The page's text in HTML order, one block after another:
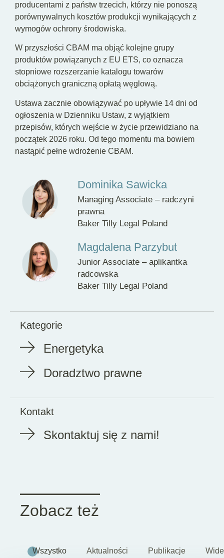
producentami z państw trzecich, którzy nie ponoszą
porównywalnych kosztów produkcji wynikających z
wymogów ochrony środowiska.
W przyszłości CBAM ma objąć kolejne grupy
produktów powiązanych z EU ETS, co oznacza
stopniowe rozszerzanie katalogu towarów
obciążonych graniczną opłatą węglową.
Ustawa zacznie obowiązywać po upływie 14 dni od
ogłoszenia w Dzienniku Ustaw, z wyjątkiem
przepisów, których wejście w życie przewidziano na
początek 2026 roku. Od tego momentu ma bowiem
nastąpić pełne wdrożenie CBAM.
Dominika Sawicka
Managing Associate – radczyni
prawna
Baker Tilly Legal Poland
Magdalena Parzybut
Junior Associate – aplikantka
radcowska
Baker Tilly Legal Poland
Kategorie
Energetyka
Doradztwo prawne
Kontakt
Skontaktuj się z nami!
Zobacz też
Wszystko Aktualności Publikacje